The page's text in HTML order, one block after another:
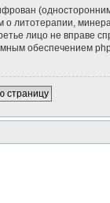
(односторонним
литотерапии,
лицо не вправе
обеспечением
страницу